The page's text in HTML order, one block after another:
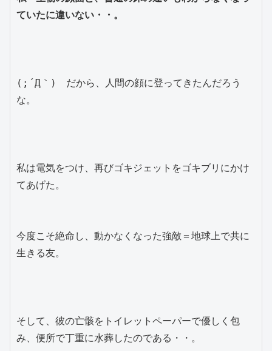
ていたに違いない・・。
(;´Д｀)　だから、人間の顔に登ってきたんだろう
な。
私は電気をつけ、再びゴキジェットをゴキブリにかけ
てあげた。
今度こそ絶命し、動かなくなった強敵＝地球上で共に
生きる友。
そして、彼の亡骸をトイレットペーパーで優しく包
み、便所で丁重に水葬したのである・・。